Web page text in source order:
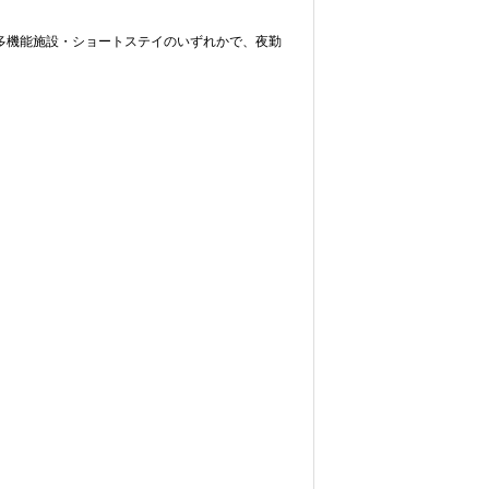
能施設・ショートステイのいずれかで、夜勤